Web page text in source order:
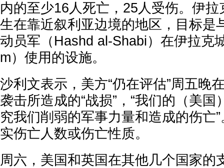
内的至少16人死亡，25人受伤。伊
生在靠近叙利亚边境的地区，目标是
动员军（Hashd al-Shabi）在伊拉克
m）使用的设施。
沙利文表示，美方“仍在评估”周五晚
袭击所造成的“战损”，“我们的（美
究我们削弱的军事力量和造成的伤亡
实伤亡人数或伤亡性质。
周六，美国和英国在其他几个国家的